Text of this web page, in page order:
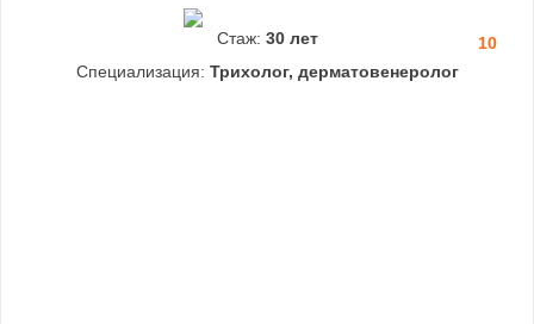
10
Стаж: 30 лет
Специализация: Трихолог, дерматовенеролог